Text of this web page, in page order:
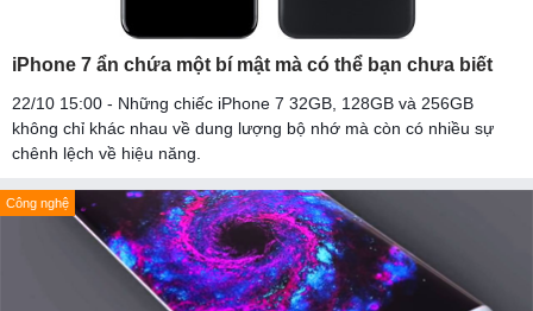
iPhone 7 ẩn chứa một bí mật mà có thể bạn chưa biết
22/10 15:00 - Những chiếc iPhone 7 32GB, 128GB và 256GB
không chỉ khác nhau về dung lượng bộ nhớ mà còn có nhiều sự
chênh lệch về hiệu năng.
Công nghệ